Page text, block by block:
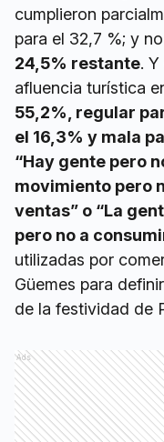
cumplieron
para el 32,7 %; y no
24,5% restante.
afluencia turística
55,2%, regular
el 16,3% y mala
“Hay gente pero
movimiento pero
ventas” o “La
pero no a
utilizadas por
Güemes para
de la festividad de
Ads